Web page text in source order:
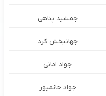
جمشید پناهی
جهانبخش کرد
جواد امانی
جواد حاتمپور